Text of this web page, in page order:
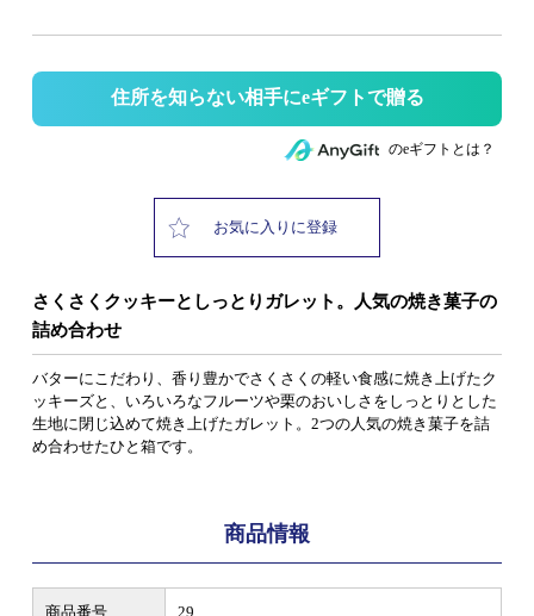
住所を知らない相手にeギフトで贈る
のeギフトとは？
お気に入りに登録
さくさくクッキーとしっとりガレット。人気の焼き菓子の
詰め合わせ
バターにこだわり、香り豊かでさくさくの軽い食感に焼き上げたク
ッキーズと、いろいろなフルーツや栗のおいしさをしっとりとした
生地に閉じ込めて焼き上げたガレット。2つの人気の焼き菓子を詰
め合わせたひと箱です。
商品情報
商品番号 29